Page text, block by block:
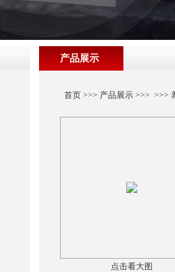
产品展示
首页>>> 产品展示>>> >>>
点击看大图